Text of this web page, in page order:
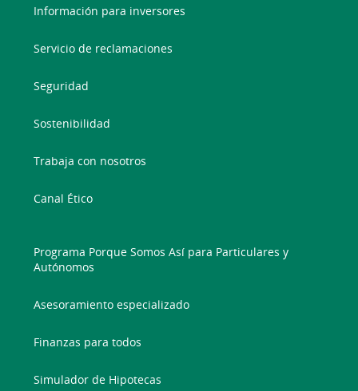
Información para inversores
Servicio de reclamaciones
Seguridad
Sostenibilidad
Trabaja con nosotros
Canal Ético
Programa Porque Somos Así para Particulares y
Autónomos
Asesoramiento especializado
Finanzas para todos
Simulador de Hipotecas